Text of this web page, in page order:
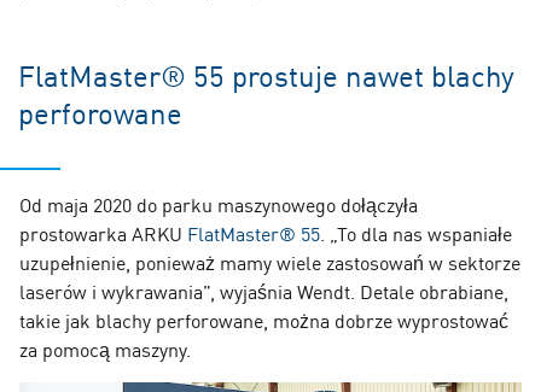
FlatMaster® 55 prostuje nawet blachy
perforowane
Od maja 2020 do parku maszynowego dołączyła
prostowarka ARKU FlatMaster® 55 . „To dla nas wspaniałe
uzupełnienie, ponieważ mamy wiele zastosowań w sektorze
laserów i wykrawania”, wyjaśnia Wendt. Detale obrabiane,
takie jak blachy perforowane, można dobrze wyprostować
za pomocą maszyny.